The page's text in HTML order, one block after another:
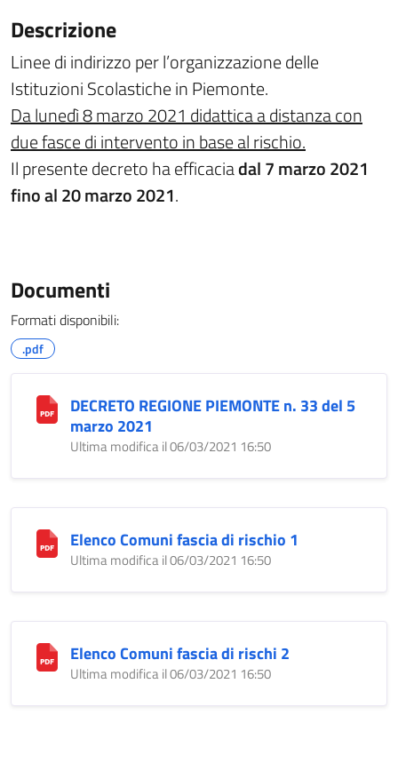
Descrizione
Linee di indirizzo per l’organizzazione delle
Istituzioni Scolastiche in Piemonte.
Da lunedì 8 marzo 2021 didattica a distanza con
due fasce di intervento in base al rischio.
Il presente decreto ha efficaciadal 7 marzo 2021
fino al 20 marzo 2021.
Documenti
Formati disponibili:
.pdf
DECRETO REGIONE PIEMONTE n. 33 del 5
marzo 2021
Ultima modifica il 06/03/2021 16:50
Elenco Comuni fascia di rischio 1
Ultima modifica il 06/03/2021 16:50
Elenco Comuni fascia di rischi 2
Ultima modifica il 06/03/2021 16:50